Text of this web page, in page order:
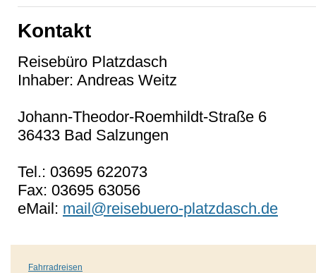
Kontakt
Reisebüro Platzdasch
Inhaber: Andreas Weitz
Johann-Theodor-Roemhildt-Straße 6
36433 Bad Salzungen
Tel.: 03695 622073
Fax: 03695 63056
eMail: mail@reisebuero-platzdasch.de
Fahrradreisen